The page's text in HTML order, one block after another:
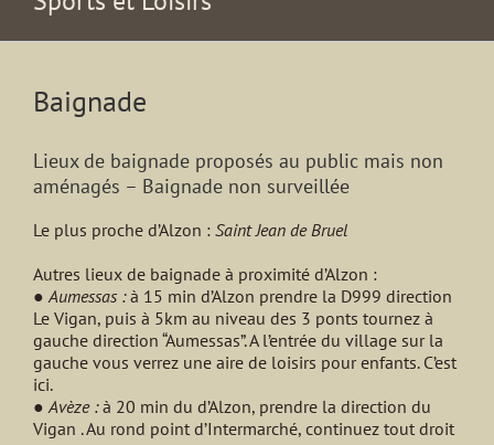
Baignade
Lieux de baignade proposés au public mais non
aménagés – Baignade non surveillée
Le plus proche d’Alzon : Saint Jean de Bruel
Autres lieux de baignade à proximité d’Alzon :
● Aumessas :à 15 min d’Alzon prendre la D999 direction
Le Vigan, puis à 5km au niveau des 3 ponts tournez à
gauche direction “Aumessas”. A l’entrée du village sur la
gauche vous verrez une aire de loisirs pour enfants. C’est
ici.
● Avèze :à 20 min du d’Alzon, prendre la direction du
Vigan . Au rond point d’Intermarché, continuez tout droit